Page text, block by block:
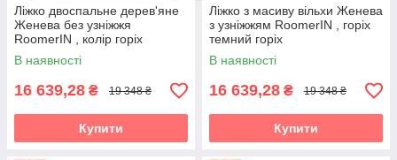
Ліжко двоспальне дерев'яне
Женева без узніжжя
RoomerIN , колір горіх
темний горіх
В наявності
16 639,28 ₴ 19 348 ₴
Купити
Ліжко з масиву вільхи Женева
з узніжжям RoomerIN , горіх
темний горіх
В наявності
16 639,28 ₴ 19 348 ₴
Купити